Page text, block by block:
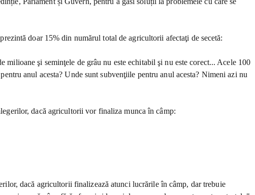
doar 15% din numărul total de agricultorii afectaţi de secetă:
şi seminţele de grâu nu este echitabil şi nu este corect... Acele 100
anul acesta? Unde sunt subvenţiile pentru anul acesta? Nimeni azi nu
dacă agricultorii vor finaliza munca în câmp:
dacă agricultorii finalizează atunci lucrările în câmp, dar trebuie